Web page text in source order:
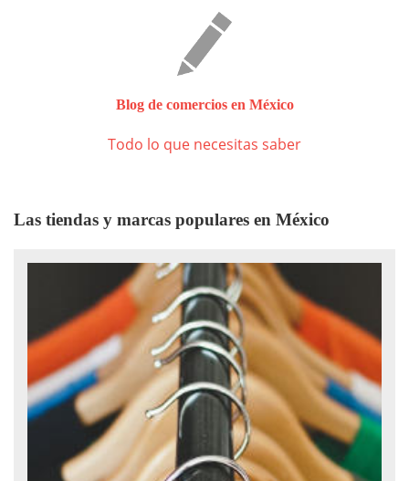
Blog de comercios en México
Todo lo que necesitas saber
Las tiendas y marcas populares en México